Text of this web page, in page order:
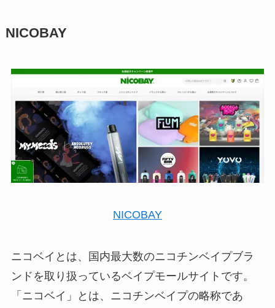
NICOBAY
NICOBAY
ニコベイとは、国内最大数のニコチンベイプブラ
ンドを取り扱っているベイプモールサイトです。
「ニコベイ」とは、ニコチンベイプの略称であ